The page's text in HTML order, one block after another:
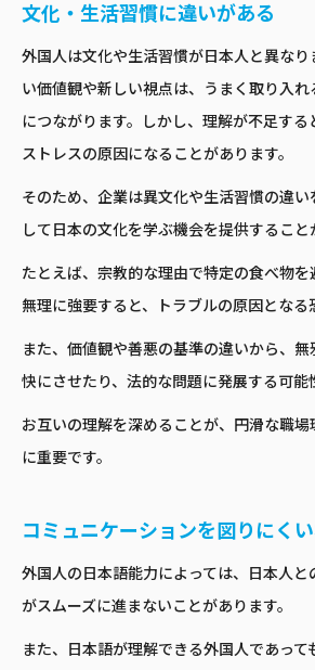
文化・生活習慣に違いがある
外国人は文化や生活習慣が日本人と異な
い価値観や新しい視点は、うまく取り入
につながります。しかし、理解が不足す
ストレスの原因になることがあります。
そのため、企業は異文化や生活習慣の違
して日本の文化を学ぶ機会を提供すること
たとえば、宗教的な理由で特定の食べ物
無理に強要すると、トラブルの原因となる
また、価値観や善悪の基準の違いから、
快にさせたり、法的な問題に発展する可能
お互いの理解を深めることが、円滑な職
に重要です。
コミュニケーションを図りにく
外国人の日本語能力によっては、日本人と
がスムーズに進まないことがあります。
また、日本語が理解できる外国人であって